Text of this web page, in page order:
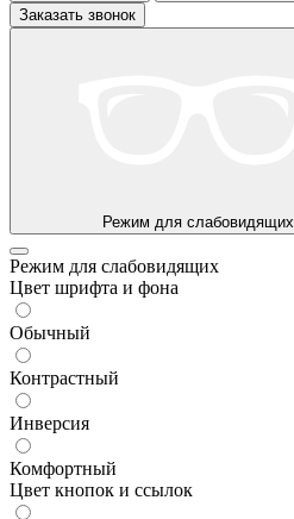
Заказать звонок
Режим для слабовидящих
Режим для слабовидящих
Цвет шрифта и фона
Обычный
Контрастный
Инверсия
Комфортный
Цвет кнопок и ссылок